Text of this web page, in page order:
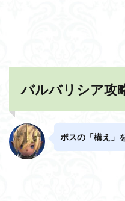
バルバリシア攻
ボスの「構え」